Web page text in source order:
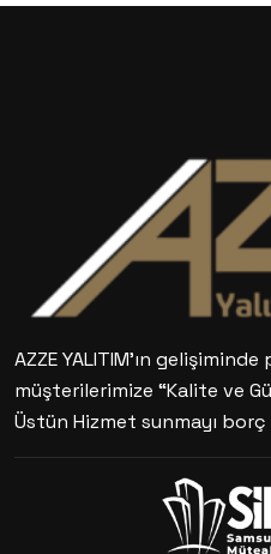
AZZE YALITIM’ın
müşterilerimize “Kalite ve
Üstün Hizmet sunmayı